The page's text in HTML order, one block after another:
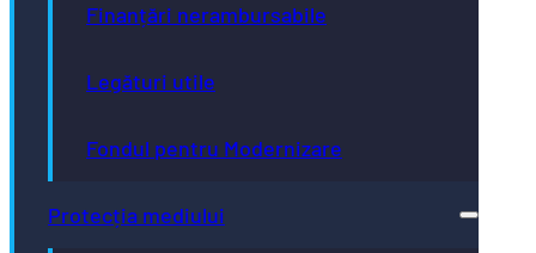
Finanțări nerambursabile
Legături utile
Fondul pentru Modernizare
Protecția mediului